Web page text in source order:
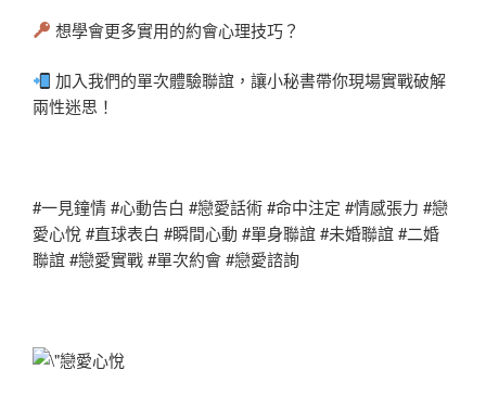
想學會更多實用的約會心理技巧？
加入我們的單次體驗聯誼，讓小秘書帶你現場實戰破解
兩性迷思！
#一見鐘情 #心動告白 #戀愛話術 #命中注定 #情感張力 #戀
愛心悅 #直球表白 #瞬間心動 #單身聯誼 #未婚聯誼 #二婚
聯誼 #戀愛實戰 #單次約會 #戀愛諮詢